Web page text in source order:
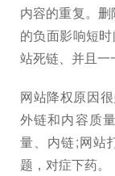
内容的重复。
的负面影响短
站死链、并且一
网站降权原因
外链和内容质
量、内链;网站
题，对症下药。